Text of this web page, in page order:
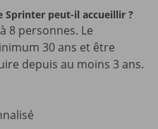
Sprinter peut-il accueillir ?
8 personnes. Le
30 ans et être
depuis au moins 3 ans.